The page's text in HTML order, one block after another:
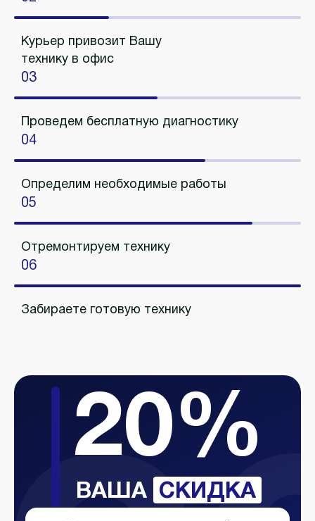
Курьер привозит Вашу
технику в офис
03
Проведем бесплатную диагностику
04
Определим необходимые работы
05
Отремонтируем технику
06
Забираете готовую технику
20%
ВАША СКИДКА